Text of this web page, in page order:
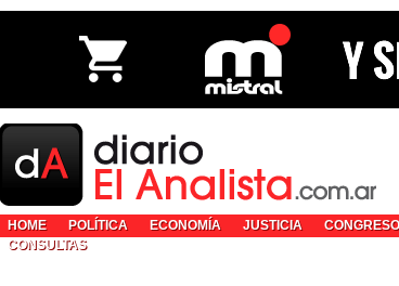
HOME POLÍTICA ECONOMÍA JUSTICIA CONGRESO
CONSULTAS